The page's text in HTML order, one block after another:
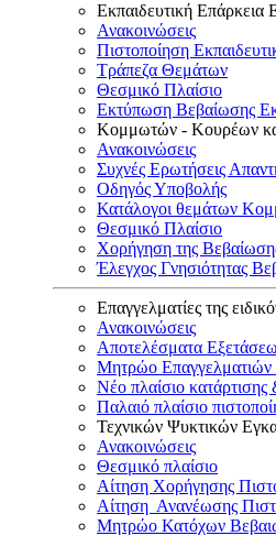
Εκπαιδευτική Επάρκεια
Ανακοινώσεις
Πιστοποίηση
Τράπεζα Θεμάτων
Θεσμικό Πλαίσιο
Εκτύπωση Βεβαίωσης
Κομμωτών - Κουρέων
Ανακοινώσεις
Συχνές Ερωτήσεις
Οδηγός Υποβολής
Κατάλογοι θεμάτων
Θεσμικό Πλαίσιο
Χορήγηση της
Έλεγχος Γνησιότητας
Επαγγελματίες της
Ανακοινώσεις
Αποτελέσματα
Μητρώο Επαγγελματιών
Νέο πλαίσιο
Παλαιό πλαίσιο
Τεχνικών Ψυκτικών
Ανακοινώσεις
Θεσμικό πλαίσιο
Αίτηση Χορήγησης
Αίτηση Ανανέωσης
Μητρώο Κατόχων